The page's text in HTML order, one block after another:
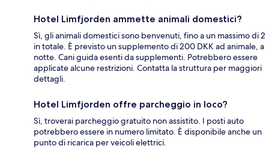
Hotel Limfjorden ammette animali domestici?
Sì, gli animali domestici sono benvenuti, fino a un massimo di 2
in totale. È previsto un supplemento di 200 DKK ad animale, a
notte. Cani guida esenti da supplementi. Potrebbero essere
applicate alcune restrizioni. Contatta la struttura per maggiori
dettagli.
Hotel Limfjorden offre parcheggio in loco?
Sì, troverai parcheggio gratuito non assistito. I posti auto
potrebbero essere in numero limitato. È disponibile anche un
punto di ricarica per veicoli elettrici.